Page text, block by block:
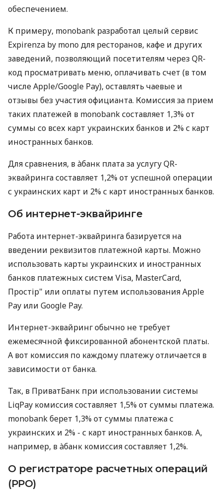
обеспечением.
К примеру, monobank разработал целый сервис
Expirenza by mono для ресторанов, кафе и других
заведений, позволяющий посетителям через QR-
код просматривать меню, оплачивать счет (в том
числе Apple/Google Pay), оставлять чаевые и
отзывы без участия официанта. Комиссия за прием
таких платежей в monobank составляет 1,3% от
суммы со всех карт украинских банков и 2% с карт
иностранных банков.
Для сравнения, в àбанк плата за услугу QR-
эквайринга составляет 1,2% от успешной операции
с украинских карт и 2% с карт иностранных банков.
Об интернет-эквайринге
Работа интернет-эквайринга базируется на
введении реквизитов платежной карты. Можно
использовать карты украинских и иностранных
банков платежных систем Visa, MasterCard,
Простір" или оплаты путем использования Apple
Pay или Google Pay.
Интернет-эквайринг обычно не требует
ежемесячной фиксированной абонентской платы.
А вот комиссия по каждому платежу отличается в
зависимости от банка.
Так, в ПриватБанк при использовании системы
LiqPay комиссия составляет 1,5% от суммы платежа.
monobank берет 1,3% от суммы платежа с
украинских и 2% - с карт иностранных банков. А,
например, в àбанк комиссия составляет 1,2%.
О регистраторе расчетных операций
(РРО)